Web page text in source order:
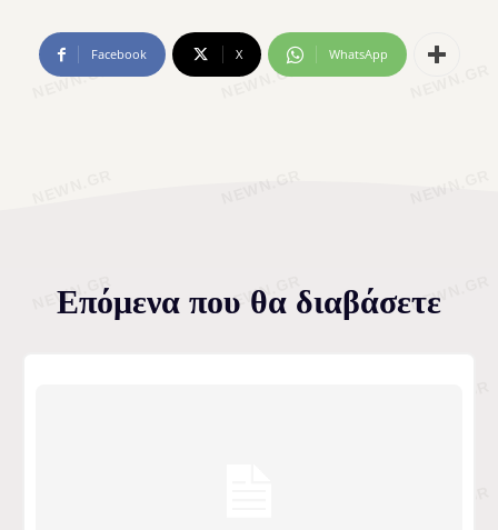
Facebook X WhatsApp
Επόμενα που θα διαβάσετε